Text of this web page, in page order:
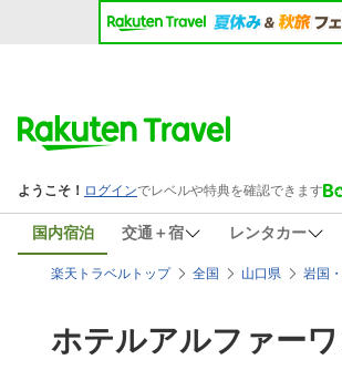
国内宿泊 交通＋宿 レンタカー
楽天トラベルトップ 全国 山口県 岩国
ホテルアルファー